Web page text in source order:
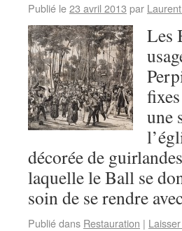
Publié le23 avril 2013 par
Les
une
décorée de
laquelle le Ball se
soin de se rendre
Publié dans Restauration |